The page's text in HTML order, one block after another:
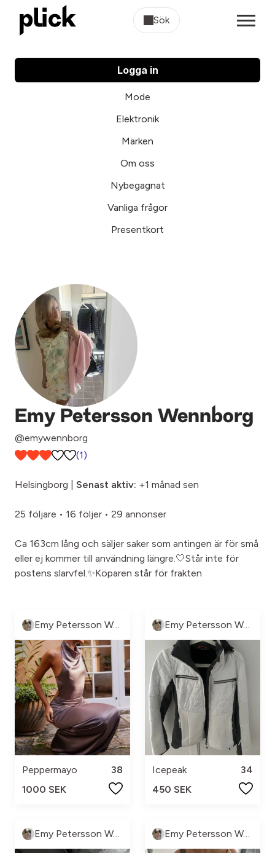
Sök
Logga in
Mode
Elektronik
Märken
Om oss
Nybegagnat
Vanliga frågor
Presentkort
Emy Petersson Wennborg
@emywennborg
(1)
Helsingborg | Senast aktiv: +1 månad sen
25 följare • 16 följer • 29 annonser
Ca 163cm lång och säljer saker som antingen är för små
eller ej kommer till användning längre.🤍Står inte för
postens slarvfel.✨Köparen står för frakten
Emy Petersson Wennborg
Peppermayo
38
1000 SEK
Emy Petersson Wennborg
Icepeak
34
450 SEK
Emy Petersson Wennborg Emy Petersson Wennborg